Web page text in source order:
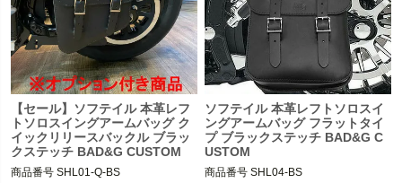
【セール】ソフテイル 本革レフ
トソロスイングアームバッグ ク
イックリリースバックル ブラッ
クステッチ BAD&G CUSTOM
商品番号 SHL01-Q-BS
ソフテイル 本革レフトソロスイ
ングアームバッグ フラットタイ
プ ブラックステッチ BAD&G C
USTOM
商品番号 SHL04-BS